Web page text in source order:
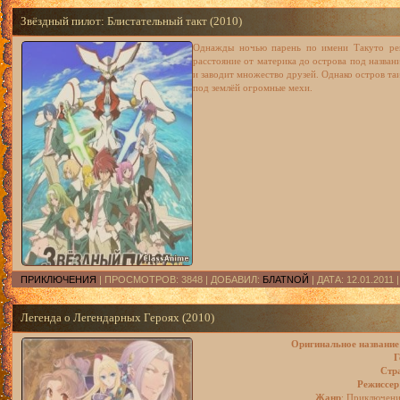
Звёздный пилот: Блистательный такт (2010)
Однажды ночью парень по имени Такуто
расстояние от материка до острова под
и заводит множество друзей. Однако остров
под землёй огромные мехи.
ПРИКЛЮЧЕНИЯ | ПРОСМОТРОВ: 3848 | ДОБАВИЛ: БЛАТNOЙ | ДАТА: 12.01.2011
Легенда о Легендарных Героях (2010)
Оригинальное название
Режиссер
Жанр: